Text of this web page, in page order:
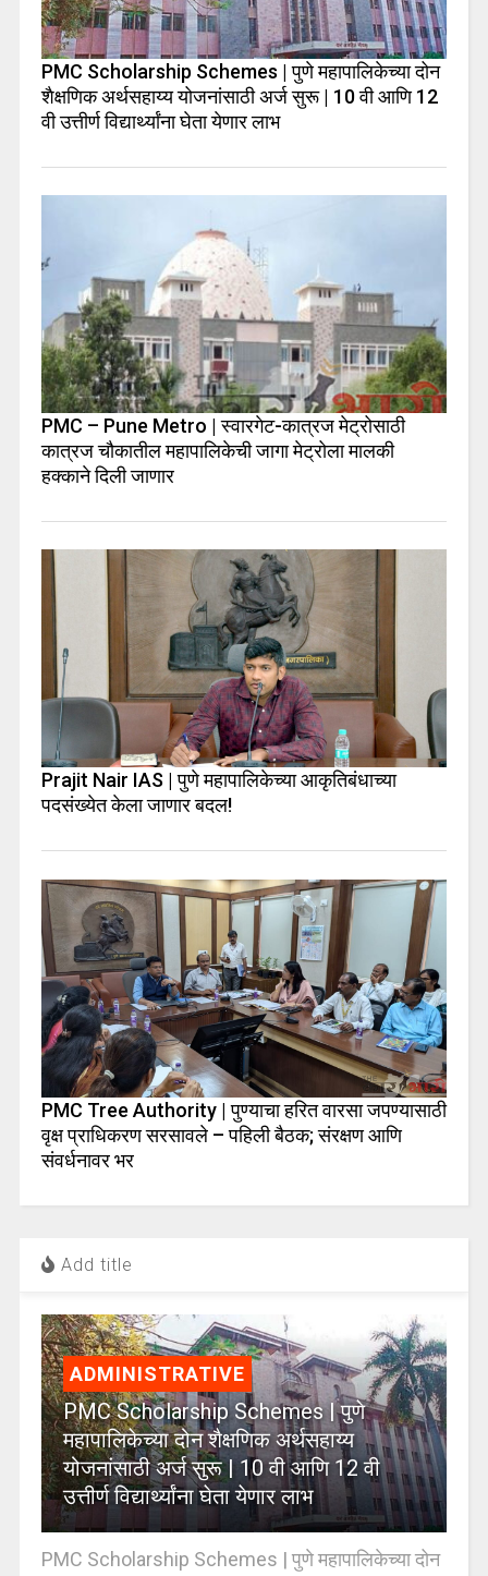
PMC Scholarship Schemes | पुणे महापालिकेच्या दोन
शैक्षणिक अर्थसहाय्य योजनांसाठी अर्ज सुरू | 10 वी आणि 12
वी उत्तीर्ण विद्यार्थ्यांना घेता येणार लाभ
PMC – Pune Metro | स्वारगेट-कात्रज मेट्रोसाठी
कात्रज चौकातील महापालिकेची जागा मेट्रोला मालकी
हक्काने दिली जाणार
Prajit Nair IAS | पुणे महापालिकेच्या आकृतिबंधाच्या
पदसंख्येत केला जाणार बदल!
PMC Tree Authority | पुण्याचा हरित वारसा जपण्यासाठी
वृक्ष प्राधिकरण सरसावले – पहिली बैठक; संरक्षण आणि
संवर्धनावर भर
Add title
ADMINISTRATIVE
PMC Scholarship Schemes | पुणे
महापालिकेच्या दोन शैक्षणिक अर्थसहाय्य
योजनांसाठी अर्ज सुरू | 10 वी आणि 12 वी
उत्तीर्ण विद्यार्थ्यांना घेता येणार लाभ
PMC Scholarship Schemes | पुणे महापालिकेच्या दोन